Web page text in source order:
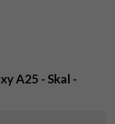
A25 - Skal -